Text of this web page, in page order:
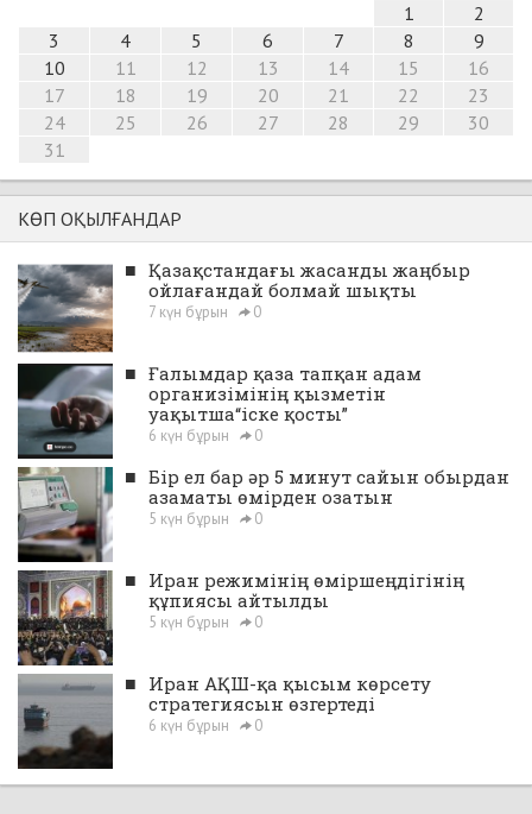
1
2
3
4 5 6 7 8
9
10
11 12 13 14 15
16
17
18 19 20 21 22
23
24
25 26 27 28 29
30
31
КӨП ОҚЫЛҒАНДАР
■ Қазақстандағы жасанды жаңбыр
ойлағандай болмай шықты
7 күн бұрын 0
■ Ғалымдар қаза тапқан адам
организімінің қызметін
уақытша“іске қосты”
6 күн бұрын 0
■ Бір ел бар әр 5 минут сайын обырдан
азаматы өмірден озатын
5 күн бұрын 0
■ Иран режимінің өміршеңдігінің
құпиясы айтылды
5 күн бұрын 0
■ Иран АҚШ-қа қысым көрсету
стратегиясын өзгертеді
6 күн бұрын 0